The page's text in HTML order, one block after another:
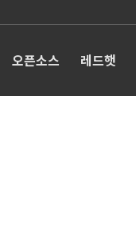
오픈소스 레드햇